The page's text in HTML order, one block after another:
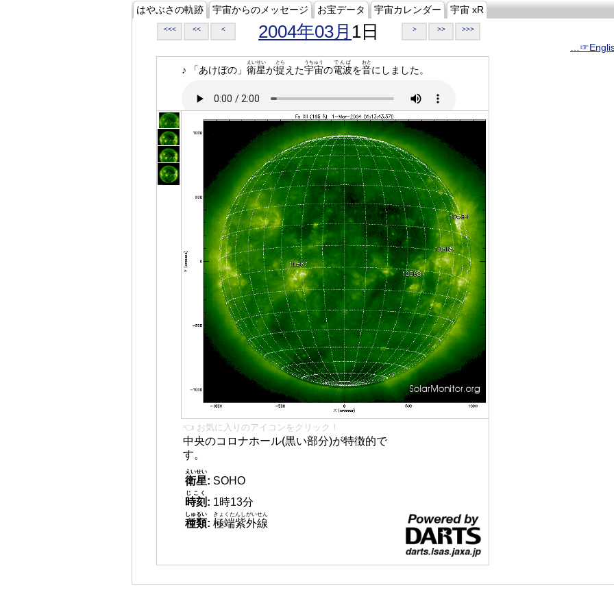
はやぶさの軌跡 宇宙からのメッセージ お宝データ 宇宙カレンダー 宇宙 xR
<<< << < 2004年03月 1日 > >> >>>
♪ 「あけぼの」 衛星
えいせい
が捉
とら
えた宇宙
うちゅう
の電波
でんぱ
を音
おと
にしました。
👈 お気に入りのアイコンをクリック！
中央のコロナホール(黒い部分)が特徴的で
す。
衛星
えいせい
: SOHO
時刻
じこく
: 1時13分
種類
しゅるい
: 極端紫外線
きょくたんしがいせん